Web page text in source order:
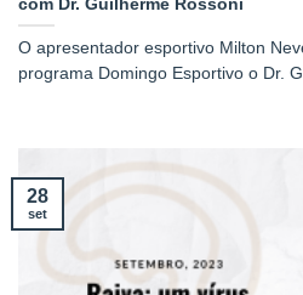
com Dr. Guilherme Rossoni
O apresentador esportivo Milton
programa Domingo Esportivo o Dr.
28
set